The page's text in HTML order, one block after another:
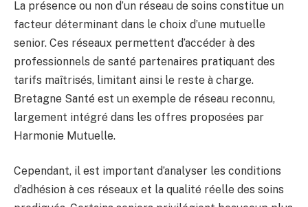
La présence ou non d’un réseau de soins constitue un
facteur déterminant dans le choix d’une mutuelle
senior. Ces réseaux permettent d’accéder à des
professionnels de santé partenaires pratiquant des
tarifs maîtrisés, limitant ainsi le reste à charge.
Bretagne Santé est un exemple de réseau reconnu,
largement intégré dans les offres proposées par
Harmonie Mutuelle.
Cependant, il est important d’analyser les conditions
d’adhésion à ces réseaux et la qualité réelle des soins